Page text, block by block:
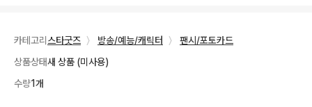
카테고리 스타굿즈 〉 방송/예능/캐릭터 〉
팬시/포토카드
상품상태새 상품 (미사용)
수량1개